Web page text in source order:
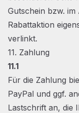
Gutschein bzw.
Rabattaktion
verlinkt.
11. Zahlung
11.1
Für die Zahlung
PayPal und ggf.
Lastschrift an, die